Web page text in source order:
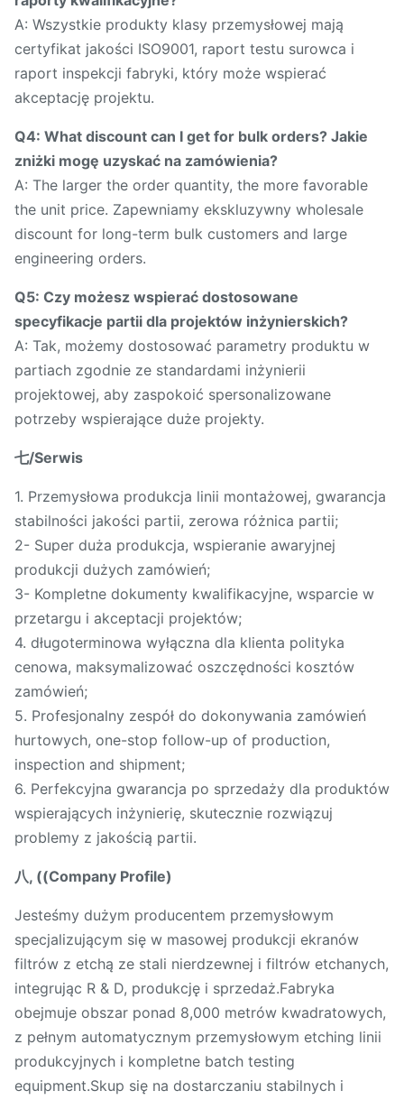
A: Wszystkie produkty klasy przemysłowej mają
certyfikat jakości ISO9001, raport testu surowca i
raport inspekcji fabryki, który może wspierać
akceptację projektu.
Q4: What discount can I get for bulk orders? Jakie
zniżki mogę uzyskać na zamówienia?
A: The larger the order quantity, the more favorable
the unit price. Zapewniamy ekskluzywny wholesale
discount for long-term bulk customers and large
engineering orders.
Q5: Czy możesz wspierać dostosowane
specyfikacje partii dla projektów inżynierskich?
A: Tak, możemy dostosować parametry produktu w
partiach zgodnie ze standardami inżynierii
projektowej, aby zaspokoić spersonalizowane
potrzeby wspierające duże projekty.
七/Serwis
1. Przemysłowa produkcja linii montażowej, gwarancja
stabilności jakości partii, zerowa różnica partii;
2- Super duża produkcja, wspieranie awaryjnej
produkcji dużych zamówień;
3- Kompletne dokumenty kwalifikacyjne, wsparcie w
przetargu i akceptacji projektów;
4. długoterminowa wyłączna dla klienta polityka
cenowa, maksymalizować oszczędności kosztów
zamówień;
5. Profesjonalny zespół do dokonywania zamówień
hurtowych, one-stop follow-up of production,
inspection and shipment;
6. Perfekcyjna gwarancja po sprzedaży dla produktów
wspierających inżynierię, skutecznie rozwiązuj
problemy z jakością partii.
八, ((Company Profile)
Jesteśmy dużym producentem przemysłowym
specjalizującym się w masowej produkcji ekranów
filtrów z etchą ze stali nierdzewnej i filtrów etchanych,
integrując R & D, produkcję i sprzedaż.Fabryka
obejmuje obszar ponad 8,000 metrów kwadratowych,
z pełnym automatycznym przemysłowym etching linii
produkcyjnych i kompletne batch testing
equipment.Skup się na dostarczaniu stabilnych i